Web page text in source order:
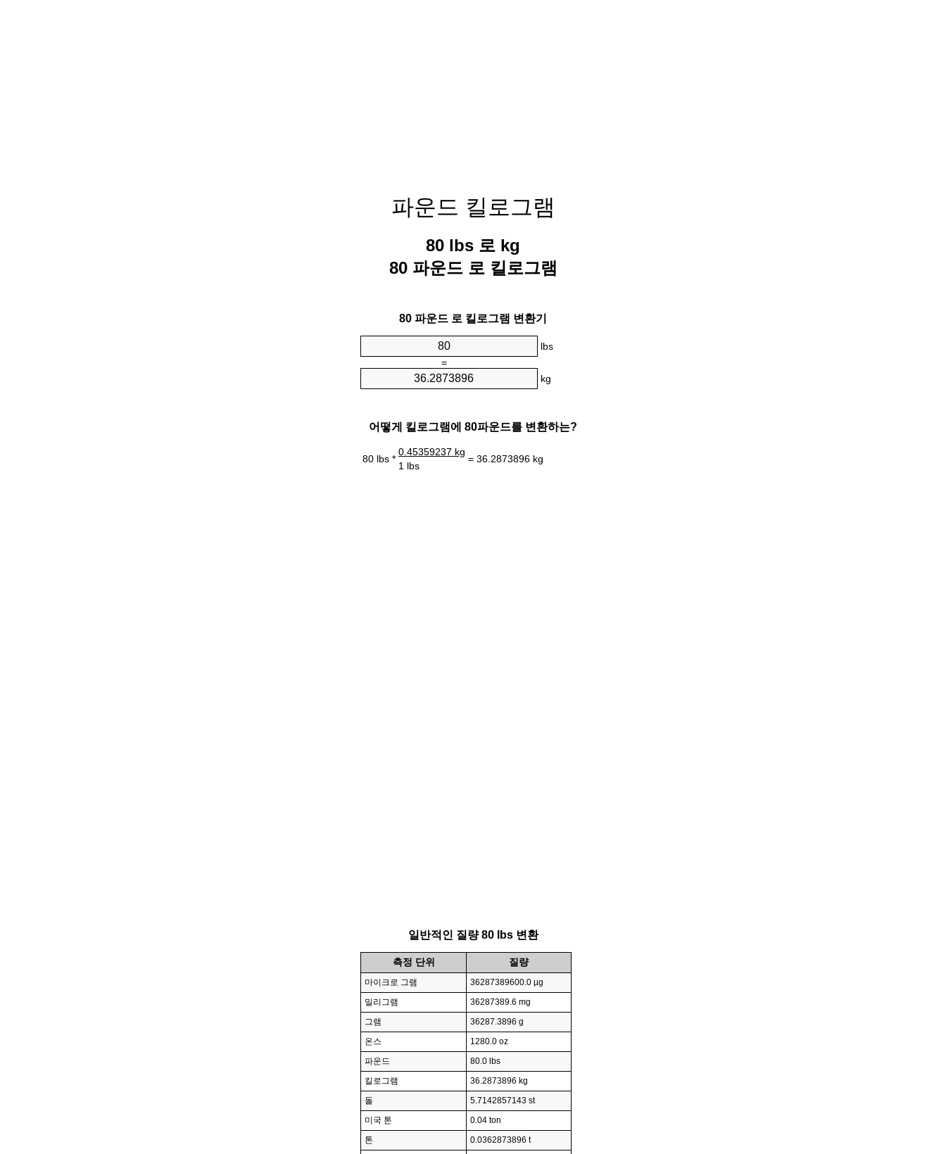
파운드 킬로그램
80 lbs 로 kg
80 파운드 로 킬로그램
80 파운드 로 킬로그램 변환기
lbs
=
kg
어떻게 킬로그램에 80파운드를 변환하는?
80 lbs *
0.45359237 kg
= 36.2873896 kg
1 lbs
일반적인 질량 80 lbs 변환
측정 단위 질량
마이크로 그램
36287389600.0 µg
밀리그램
36287389.6 mg
그램
36287.3896 g
온스
1280.0 oz
파운드
80.0 lbs
킬로그램
36.2873896 kg
돌
5.7142857143 st
미국 톤
0.04 ton
톤
0.0362873896 t